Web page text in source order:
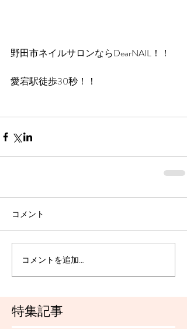
特集記事
野田市ネイルサロンならDearNAIL！！
愛宕駅徒歩30秒！！
コメント
コメントを追加…